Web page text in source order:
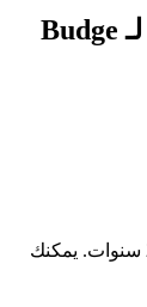
تتجدّد مقابل E£⁦529⁩/الشهر لـ2 سنوات. يمكنك